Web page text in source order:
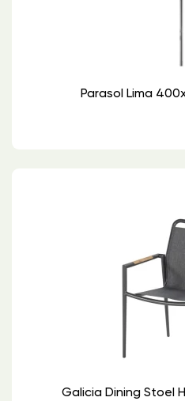
Parasol Lima
Galicia Dining Stoel